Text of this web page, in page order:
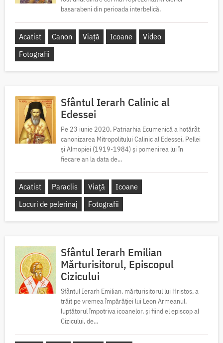
basarabeni din perioada interbelică.
Acatist Canon Viață Icoane
Video
Fotografii
Sfântul Ierarh Calinic al
Edessei
Pe 23 iunie 2020, Patriarhia Ecumenică a hotărât
canonizarea Mitropolitului Calinic al Edessei, Pellei
și Almopiei (1919-1984) și pomenirea lui în
fiecare an la data de...
Acatist Paraclis Viață
Icoane
Locuri de pelerinaj
Fotografii
Sfântul Ierarh Emilian
Mărturisitorul, Episcopul
Cizicului
Sfântul Ierarh Emilian, mărturisitorul lui Hristos, a
trăit pe vremea împărăției lui Leon Armeanul,
luptătorul împotriva icoanelor, și fiind el episcop al
Cizicului, de...